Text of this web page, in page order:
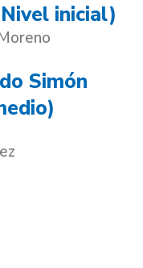
inicial)
Simón